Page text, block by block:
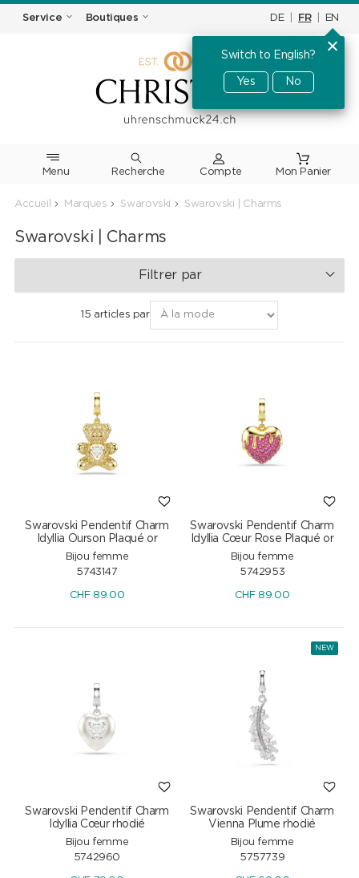
Service Boutiques DE FR EN
Switch to English?
Yes No
Menu Recherche
Accueil Marques Swarovski Swarovski | Charms
Swarovski | Charms
Filtrer par
15 articles par
Swarovski Pendentif Charm
Idyllia Ourson Plaqué or
Bijou femme
5743147
CHF 89.00
Swarovski Pendentif Charm
Idyllia Cœur Rose Plaqué or
Bijou femme
5742953
CHF 89.00
Swarovski Pendentif Charm
Idyllia Cœur rhodié
Bijou femme
5742960
NEW
Swarovski Pendentif Charm
Vienna Plume rhodié
Bijou femme
5757739